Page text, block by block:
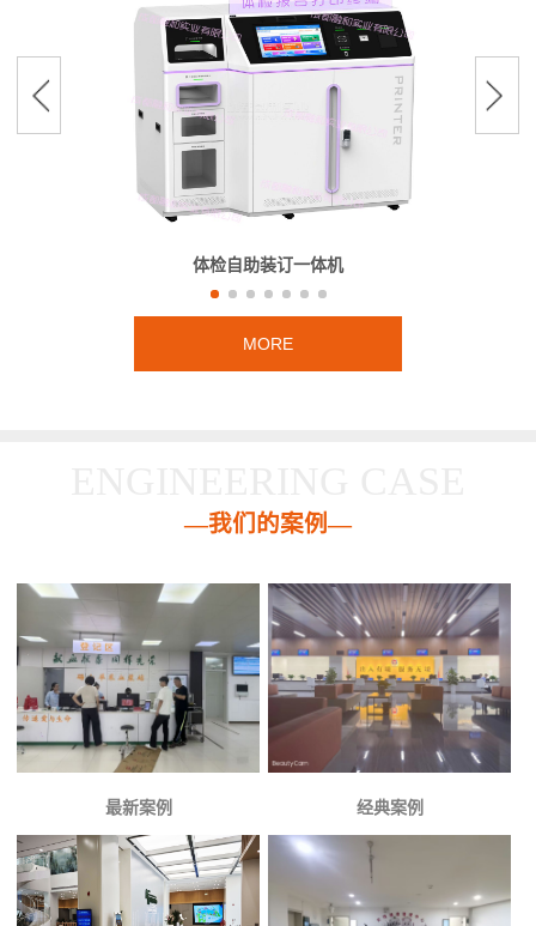
体检自助装订一体机
MORE
—我们的案例—
最新案例 经典案例